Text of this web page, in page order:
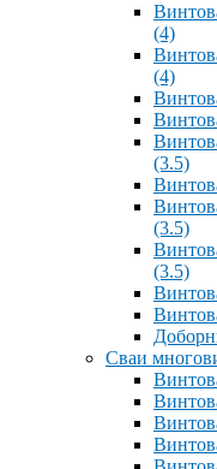
(4)
(4)
(3.5)
(3.5)
(3.5)
Сваи